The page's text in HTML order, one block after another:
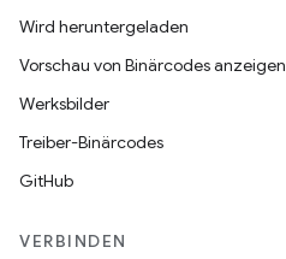
Wird heruntergeladen
Vorschau von Binärcodes anzeigen
Werksbilder
Treiber-Binärcodes
GitHub
VERBINDEN